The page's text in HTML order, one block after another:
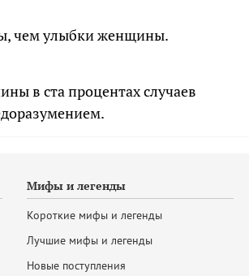
чем улыбки женщины.
в ста процентах случаев
Мифы и легенды
Короткие мифы и легенды
Лучшие мифы и легенды
Новые поступления